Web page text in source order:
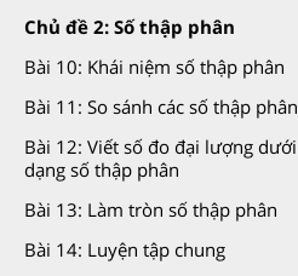
Chủ đề 2: Số thập phân
Bài 10: Khái niệm số thập phân
Bài 11: So sánh các số thập phân
Bài 12: Viết số đo đại lượng dưới
dạng số thập phân
Bài 13: Làm tròn số thập phân
Bài 14: Luyện tập chung